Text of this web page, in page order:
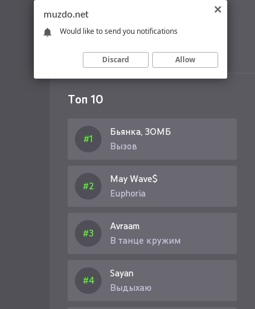
Топ 10
Бьянка, ЗОМБ
Вызов
May Wave$
Euphoria
Avraam
В танце кружим
Sayan
Выдыхаю
muzdo.net
Would like to send you notifications
Discard Allow